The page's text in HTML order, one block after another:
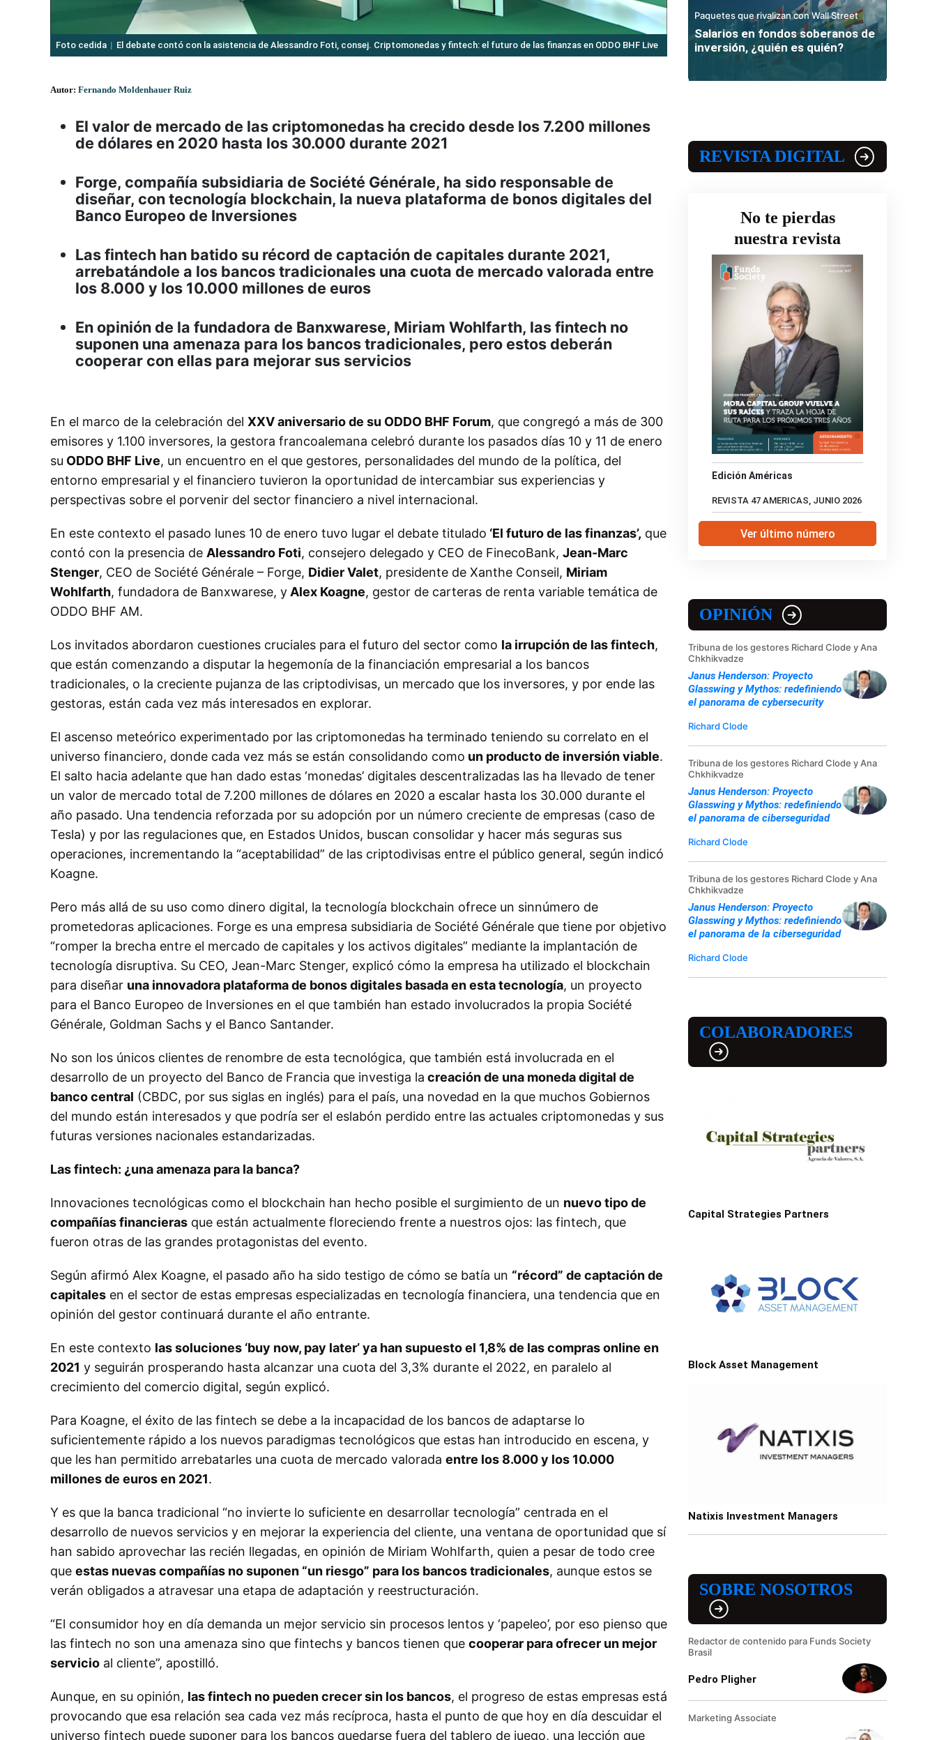
Foto cedida El debate contó con la asistencia de Alessandro Foti, consej. Criptomonedas y fintech: el futuro de las finanzas en ODDO BHF Live
Autor: Fernando Moldenhauer Ruiz
El valor de mercado de las criptomonedas ha crecido desde los 7.200 millones
de dólares en 2020 hasta los 30.000 durante 2021
Forge, compañía subsidiaria de Société Générale, ha sido responsable de
diseñar, con tecnología blockchain, la nueva plataforma de bonos digitales del
Banco Europeo de Inversiones
Las fintech han batido su récord de captación de capitales durante 2021,
arrebatándole a los bancos tradicionales una cuota de mercado valorada entre
los 8.000 y los 10.000 millones de euros
En opinión de la fundadora de Banxwarese, Miriam Wohlfarth, las fintech no
suponen una amenaza para los bancos tradicionales, pero estos deberán
cooperar con ellas para mejorar sus servicios
En el marco de la celebración del XXV aniversario de su ODDO BHF Forum, que congregó a más de 300
emisores y 1.100 inversores, la gestora francoalemana celebró durante los pasados días 10 y 11 de enero
su ODDO BHF Live, un encuentro en el que gestores, personalidades del mundo de la política, del
entorno empresarial y el financiero tuvieron la oportunidad de intercambiar sus experiencias y
perspectivas sobre el porvenir del sector financiero a nivel internacional.
En este contexto el pasado lunes 10 de enero tuvo lugar el debate titulado ‘El futuro de las finanzas’, que
contó con la presencia de Alessandro Foti, consejero delegado y CEO de FinecoBank, Jean-Marc
Stenger, CEO de Société Générale – Forge, Didier Valet, presidente de Xanthe Conseil, Miriam
Wohlfarth, fundadora de Banxwarese, yAlex Koagne, gestor de carteras de renta variable temática de
ODDO BHF AM.
Los invitados abordaron cuestiones cruciales para el futuro del sector como la irrupción de las fintech,
que están comenzando a disputar la hegemonía de la financiación empresarial a los bancos
tradicionales, o la creciente pujanza de las criptodivisas, un mercado que los inversores, y por ende las
gestoras, están cada vez más interesados en explorar.
El ascenso meteórico experimentado por las criptomonedas ha terminado teniendo su correlato en el
universo financiero, donde cada vez más se están consolidando como un producto de inversión viable.
El salto hacia adelante que han dado estas ‘monedas’ digitales descentralizadas las ha llevado de tener
un valor de mercado total de 7.200 millones de dólares en 2020 a escalar hasta los 30.000 durante el
año pasado. Una tendencia reforzada por su adopción por un número creciente de empresas (caso de
Tesla) y por las regulaciones que, en Estados Unidos, buscan consolidar y hacer más seguras sus
operaciones, incrementando la “aceptabilidad” de las criptodivisas entre el público general, según indicó
Koagne.
Pero más allá de su uso como dinero digital, la tecnología blockchain ofrece un sinnúmero de
prometedoras aplicaciones. Forge es una empresa subsidiaria de Société Générale que tiene por objetivo
“romper la brecha entre el mercado de capitales y los activos digitales” mediante la implantación de
tecnología disruptiva. Su CEO, Jean-Marc Stenger, explicó cómo la empresa ha utilizado el blockchain
para diseñar una innovadora plataforma de bonos digitales basada en esta tecnología, un proyecto
para el Banco Europeo de Inversiones en el que también han estado involucrados la propia Société
Générale, Goldman Sachs y el Banco Santander.
No son los únicos clientes de renombre de esta tecnológica, que también está involucrada en el
desarrollo de un proyecto del Banco de Francia que investiga la creación de una moneda digital de
banco central (CBDC, por sus siglas en inglés) para el país, una novedad en la que muchos Gobiernos
del mundo están interesados y que podría ser el eslabón perdido entre las actuales criptomonedas y sus
futuras versiones nacionales estandarizadas.
Las fintech: ¿una amenaza para la banca?
Innovaciones tecnológicas como el blockchain han hecho posible el surgimiento de un nuevo tipo de
compañías financieras que están actualmente floreciendo frente a nuestros ojos: las fintech, que
fueron otras de las grandes protagonistas del evento.
Según afirmó Alex Koagne, el pasado año ha sido testigo de cómo se batía un “récord” de captación de
capitales en el sector de estas empresas especializadas en tecnología financiera, una tendencia que en
opinión del gestor continuará durante el año entrante.
En este contexto las soluciones ‘buy now, pay later’ ya han supuesto el 1,8% de las compras online en
2021 y seguirán prosperando hasta alcanzar una cuota del 3,3% durante el 2022, en paralelo al
crecimiento del comercio digital, según explicó.
Para Koagne, el éxito de las fintech se debe a la incapacidad de los bancos de adaptarse lo
suficientemente rápido a los nuevos paradigmas tecnológicos que estas han introducido en escena, y
que les han permitido arrebatarles una cuota de mercado valorada entre los 8.000 y los 10.000
millones de euros en 2021.
Y es que la banca tradicional “no invierte lo suficiente en desarrollar tecnología” centrada en el
desarrollo de nuevos servicios y en mejorar la experiencia del cliente, una ventana de oportunidad que sí
han sabido aprovechar las recién llegadas, en opinión de Miriam Wohlfarth, quien a pesar de todo cree
que estas nuevas compañías no suponen “un riesgo” para los bancos tradicionales, aunque estos se
verán obligados a atravesar una etapa de adaptación y reestructuración.
“El consumidor hoy en día demanda un mejor servicio sin procesos lentos y ‘papeleo’, por eso pienso que
las fintech no son una amenaza sino que fintechs y bancos tienen que cooperar para ofrecer un mejor
servicio al cliente”, apostilló.
Aunque, en su opinión, las fintech no pueden crecer sin los bancos, el progreso de estas empresas está
provocando que esa relación sea cada vez más recíproca, hasta el punto de que hoy en día descuidar el
universo fintech puede suponer para los bancos quedarse fuera del tablero de juego, una lección que
Paquetes que rivalizan con Wall Street
Salarios en fondos soberanos de
inversión, ¿quién es quién?
REVISTA DIGITAL
No te pierdas
nuestra revista
Edición Américas
REVISTA 47 AMERICAS, JUNIO 2026
Ver último número
OPINIÓN
Tribuna de los gestores Richard Clode y Ana
Chkhikvadze
Janus Henderson: Proyecto
Glasswing y Mythos: redefiniendo
el panorama de cybersecurity
Richard Clode
Tribuna de los gestores Richard Clode y Ana
Chkhikvadze
Janus Henderson: Proyecto
Glasswing y Mythos: redefiniendo
el panorama de ciberseguridad
Richard Clode
Tribuna de los gestores Richard Clode y Ana
Chkhikvadze
Janus Henderson: Proyecto
Glasswing y Mythos: redefiniendo
el panorama de la ciberseguridad
Richard Clode
COLABORADORES
Capital Strategies Partners
Block Asset Management
Natixis Investment Managers
SOBRE NOSOTROS
Redactor de contenido para Funds Society
Brasil
Pedro Pligher
Marketing Associate